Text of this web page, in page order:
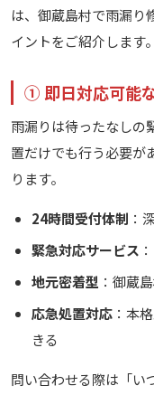
は、御蔵島村で雨漏り
イントをご紹介します。
① 即日対応可能
雨漏りは待ったなしの
置だけでも行う必要が
ります。
24時間受付体制 ：
緊急対応サービス
地元密着型 ：御蔵
応急処置対応：本
きる
問い合わせる際は「い